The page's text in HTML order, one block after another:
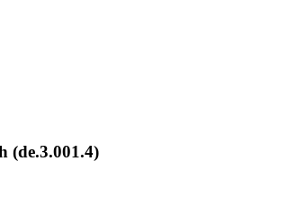
(de.3.001.4)